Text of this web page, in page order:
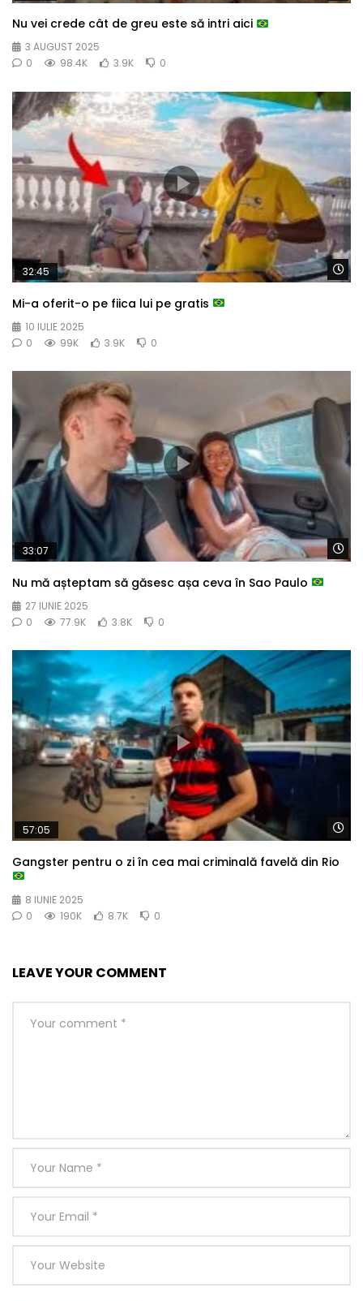
Nu vei crede cât de greu este să intri aici
3 AUGUST 2025
0
98.4K 3.9K 0
32:45
Mi-a oferit-o pe fiica lui pe gratis
10 IULIE 2025
0
99K 3.9K 0
33:07
Nu mă așteptam să găsesc așa ceva în Sao Paulo
27 IUNIE 2025
0
77.9K 3.8K 0
57:05
Gangster pentru o zi în cea mai criminală favelă din Rio
8 IUNIE 2025
0
190K 8.7K 0
LEAVE YOUR COMMENT